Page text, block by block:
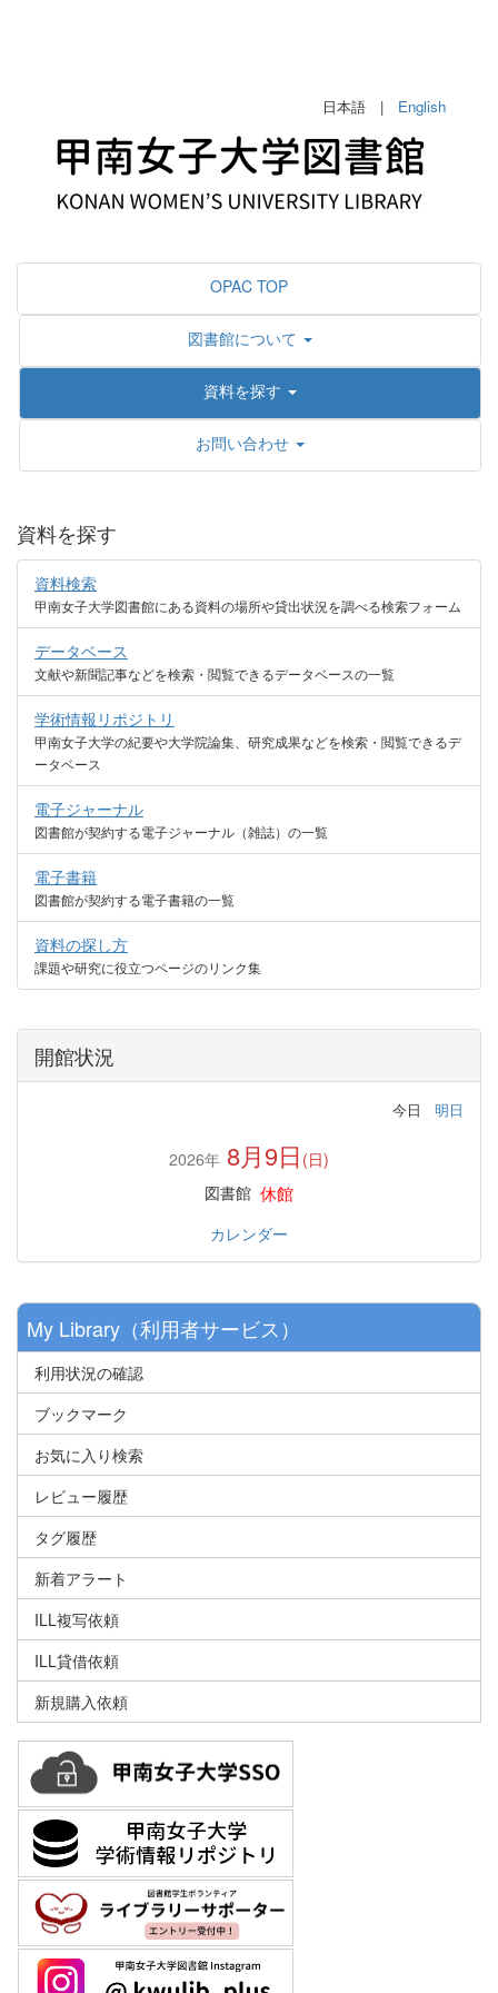
日本語 | English
OPAC TOP
図書館について
資料を探す
お問い合わせ
資料を探す
資料検索
甲南女子大学図書館にある資料の場所や貸出状況を調べる検索フォーム
データベース
文献や新聞記事などを検索・閲覧できるデータベースの一覧
学術情報リポジトリ
甲南女子大学の紀要や大学院論集、研究成果などを検索・閲覧できるデ
ータベース
電子ジャーナル
図書館が契約する電子ジャーナル（雑誌）の一覧
電子書籍
図書館が契約する電子書籍の一覧
資料の探し方
課題や研究に役立つページのリンク集
開館状況
今日 明日
2026年 8月9日 (日)
図書館 休館
カレンダー
My Library（利用者サービス）
利用状況の確認
ブックマーク
お気に入り検索
レビュー履歴
タグ履歴
新着アラート
ILL複写依頼
ILL貸借依頼
新規購入依頼